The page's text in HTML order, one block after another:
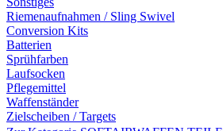
Riemenaufnahmen / Sling Swivel
Conversion Kits
Batterien
Sprühfarben
Laufsocken
Pflegemittel
Waffenständer
Zielscheiben / Targets